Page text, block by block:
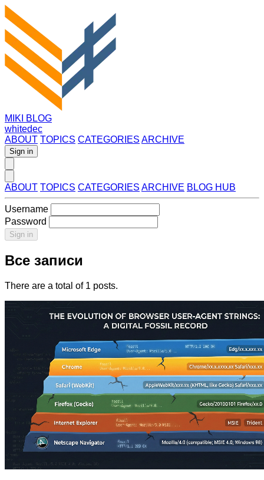
MIKI BLOG
whitedec
ABOUT TOPICS CATEGORIES ARCHIVE
Sign in
ABOUT TOPICS CATEGORIES ARCHIVE BLOG HUB
Username
Password
Sign in
Все записи
There are a total of 1 posts.